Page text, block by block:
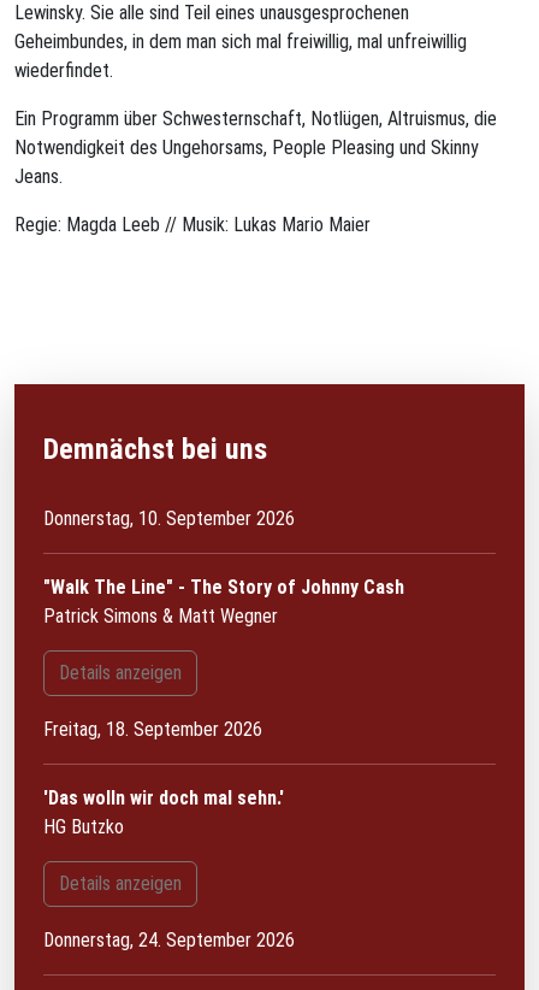
Lewinsky. Sie alle sind Teil eines unausgesprochenen
Geheimbundes, in dem man sich mal freiwillig, mal unfreiwillig
wiederfindet.
Ein Programm über Schwesternschaft, Notlügen, Altruismus, die
Notwendigkeit des Ungehorsams, People Pleasing und Skinny
Jeans.
Regie: Magda Leeb // Musik: Lukas Mario Maier
Demnächst bei uns
Donnerstag, 10. September 2026
"Walk The Line" - The Story of Johnny Cash
Patrick Simons & Matt Wegner
Details anzeigen
Freitag, 18. September 2026
'Das wolln wir doch mal sehn.'
HG Butzko
Details anzeigen
Donnerstag, 24. September 2026